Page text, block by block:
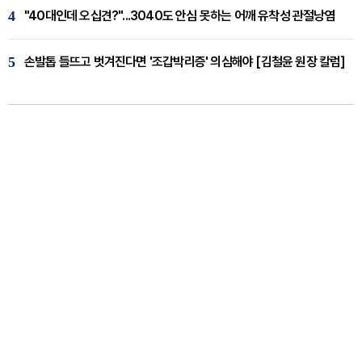
4 "40대인데 오십견?"...3040도 안심 못하는 어깨 유착성 관절낭염
5 손발톱 들뜨고 벗겨진다면 '조갑박리증' 의심해야 [김철윤 원장 칼럼]